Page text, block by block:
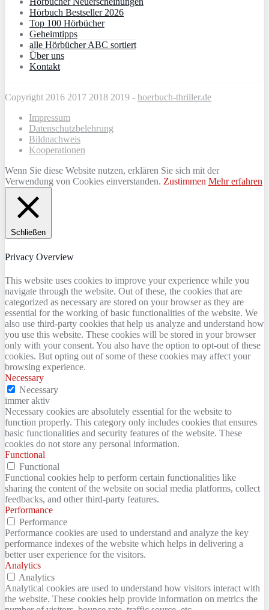
Hörbuch Bestseller 2026
Top 100 Hörbücher
Geheimtipps
alle Hörbücher ABC sortiert
Über uns
Kontakt
Copyright 2016 2017 2018 2019 - hoerbuch-thriller.de
Impressum
Datenschutzbelehrung
Bildnachweis
Kooperationen
Wenn Sie diese Website nutzen, erklären Sie sich mit der
Verwendung von Cookies einverstanden. Zustimmen Mehr erfahren
Schließen
Privacy Overview
This website uses cookies to improve your experience while you
navigate through the website. Out of these, the cookies that are
categorized as necessary are stored on your browser as they are
essential for the working of basic functionalities of the website. We
also use third-party cookies that help us analyze and understand how
you use this website. These cookies will be stored in your browser
only with your consent. You also have the option to opt-out of these
cookies. But opting out of some of these cookies may affect your
browsing experience.
Necessary
Necessary
immer aktiv
Necessary cookies are absolutely essential for the website to
function properly. This category only includes cookies that ensures
basic functionalities and security features of the website. These
cookies do not store any personal information.
Functional
Functional
Functional cookies help to perform certain functionalities like
sharing the content of the website on social media platforms, collect
feedbacks, and other third-party features.
Performance
Performance
Performance cookies are used to understand and analyze the key
performance indexes of the website which helps in delivering a
better user experience for the visitors.
Analytics
Analytics
Analytical cookies are used to understand how visitors interact with
the website. These cookies help provide information on metrics the